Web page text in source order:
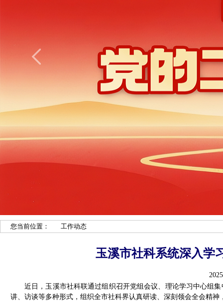
您当前位置： 工作动态
玉溪市社科系统深入学
近日，玉溪市社科联通过组织召开党组会议、理论学习中心组
讲、访谈等多种形式，组织全市社科界认真研读、深刻领会全会精